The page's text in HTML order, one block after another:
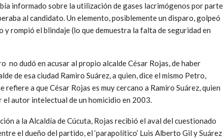
informado sobre la utilización de gases lacrimógenos por parte
al candidato. Un elemento, posiblemente un disparo, golpeó
rompió el blindaje (lo que demuestra la falta de seguridad en
no dudó en acusar al propio alcalde César Rojas, de haber
de esa ciudad Ramiro Suárez, a quien, dice el mismo Petro,
refiere a que César Rojas es muy cercano a Ramiro Suárez, quien
el autor intelectual de un homicidio en 2003.
a la Alcaldía de Cúcuta, Rojas recibió el aval del cuestionado
el dueño del partido, el ‘parapolítico’ Luis Alberto Gil y Suárez